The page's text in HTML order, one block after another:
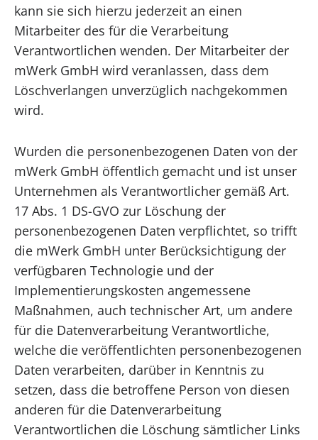
kann sie sich hierzu jederzeit an einen
Mitarbeiter des für die Verarbeitung
Verantwortlichen wenden. Der Mitarbeiter der
mWerk GmbH wird veranlassen, dass dem
Löschverlangen unverzüglich nachgekommen
wird.
Wurden die personenbezogenen Daten von der
mWerk GmbH öffentlich gemacht und ist unser
Unternehmen als Verantwortlicher gemäß Art.
17 Abs. 1 DS-GVO zur Löschung der
personenbezogenen Daten verpflichtet, so trifft
die mWerk GmbH unter Berücksichtigung der
verfügbaren Technologie und der
Implementierungskosten angemessene
Maßnahmen, auch technischer Art, um andere
für die Datenverarbeitung Verantwortliche,
welche die veröffentlichten personenbezogenen
Daten verarbeiten, darüber in Kenntnis zu
setzen, dass die betroffene Person von diesen
anderen für die Datenverarbeitung
Verantwortlichen die Löschung sämtlicher Links